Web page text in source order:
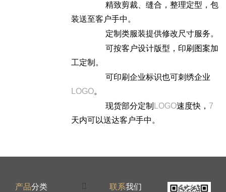
精致剪裁、缝合，整理定型，包
装送至客户手中。
定制类服装提供修改尺寸服务。
可按客户设计版型，印刷图案加
工定制。
可印刷企业标识也可刺绣企业
LOGO。
现货部分定制
LOGO速度快， 7
天内可以送达客户手中。
产品分类 联系我们